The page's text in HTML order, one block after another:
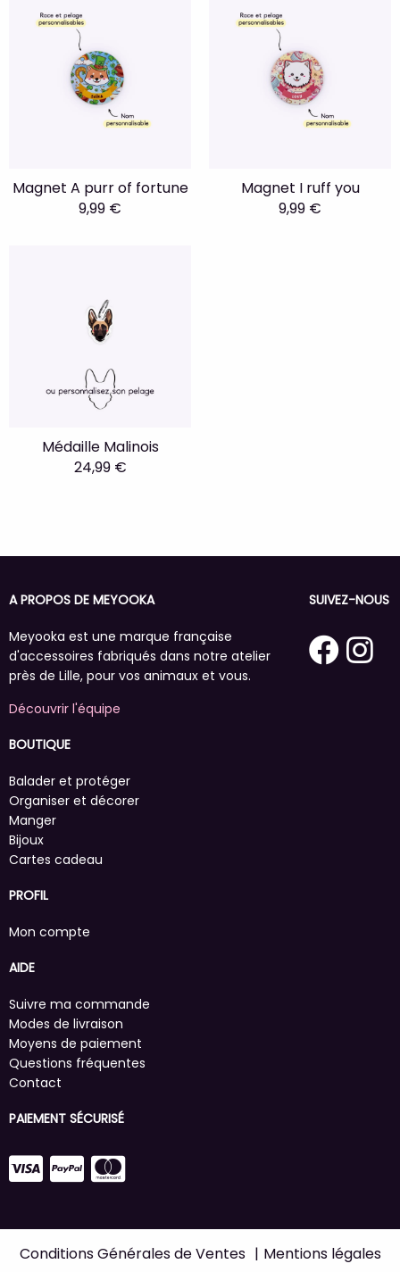
Magnet A purr of fortune
9,99 €
Magnet I ruff you
9,99 €
Médaille Malinois
24,99 €
A PROPOS DE MEYOOKA
Meyooka est une marque française
d'accessoires fabriqués dans notre atelier
près de Lille, pour vos animaux et vous.
Découvrir l'équipe
SUIVEZ-NOUS
BOUTIQUE
Balader et protéger
Organiser et décorer
Manger
Bijoux
Cartes cadeau
PROFIL
Mon compte
AIDE
Suivre ma commande
Modes de livraison
Moyens de paiement
Questions fréquentes
Contact
PAIEMENT SÉCURISÉ
Conditions Générales de Ventes Mentions légales